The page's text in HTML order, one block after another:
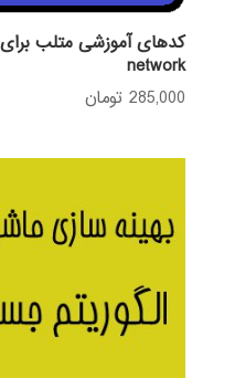
network
285,000 تومان